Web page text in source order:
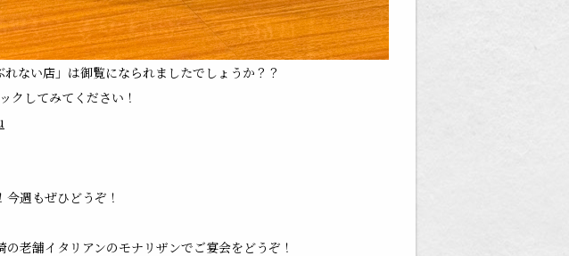
ない店」は御覧になられましたでしょうか？？
クしてみてください！
週もぜひどうぞ！
舗イタリアンのモナリザンでご宴会をどうぞ！